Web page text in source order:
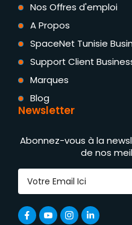
Nos Offres d'emploi
A Propos
SpaceNet Tunisie
Support Client
Marques
Blog
Newsletter
Abonnez-vous à la
de nos